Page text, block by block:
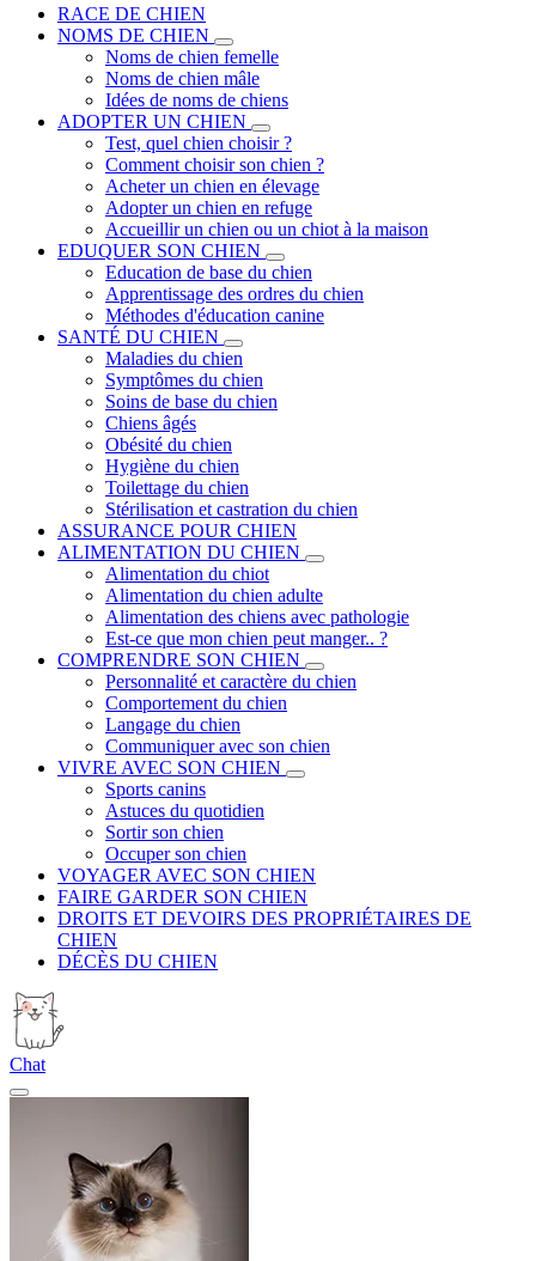
RACE DE CHIEN
NOMS DE CHIEN
Noms de chien femelle
Noms de chien mâle
Idées de noms de chiens
ADOPTER UN CHIEN
Test, quel chien choisir ?
Comment choisir son chien ?
Acheter un chien en élevage
Adopter un chien en refuge
Accueillir un chien ou un chiot à la maison
EDUQUER SON CHIEN
Education de base du chien
Apprentissage des ordres du chien
Méthodes d'éducation canine
SANTÉ DU CHIEN
Maladies du chien
Symptômes du chien
Soins de base du chien
Chiens âgés
Obésité du chien
Hygiène du chien
Toilettage du chien
Stérilisation et castration du chien
ASSURANCE POUR CHIEN
ALIMENTATION DU CHIEN
Alimentation du chiot
Alimentation du chien adulte
Alimentation des chiens avec pathologie
Est-ce que mon chien peut manger.. ?
COMPRENDRE SON CHIEN
Personnalité et caractère du chien
Comportement du chien
Langage du chien
Communiquer avec son chien
VIVRE AVEC SON CHIEN
Sports canins
Astuces du quotidien
Sortir son chien
Occuper son chien
VOYAGER AVEC SON CHIEN
FAIRE GARDER SON CHIEN
DROITS ET DEVOIRS DES PROPRIÉTAIRES DE
CHIEN
DÉCÈS DU CHIEN
Chat